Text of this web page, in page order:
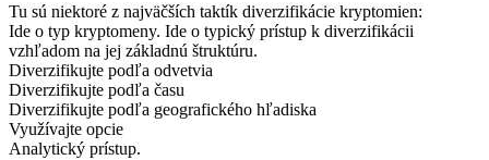
Tu sú niektoré z najväčších taktík diverzifikácie kryptomien:
Ide o typ kryptomeny. Ide o typický prístup k diverzifikácii
vzhľadom na jej základnú štruktúru.
Diverzifikujte podľa odvetvia
Diverzifikujte podľa času
Diverzifikujte podľa geografického hľadiska
Využívajte opcie
Analytický prístup.